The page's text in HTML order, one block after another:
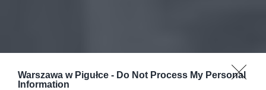
Warszawa w Pigułce - Do Not Process My Personal
Information